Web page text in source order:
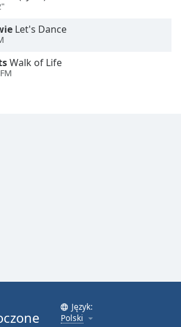
Let's Dance
Walk of Life
Język:
Polski